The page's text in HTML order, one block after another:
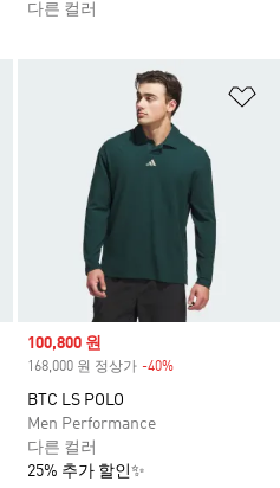
다른 컬러
Sale price
100,800 원
168,000 원 정상가 -40%
BTC LS POLO
Men Performance
다른 컬러
25% 추가 할인✨